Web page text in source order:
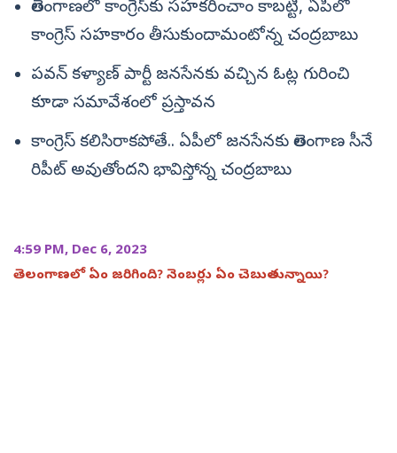
తెలంగాణలో కాంగ్రెస్‌కు సహకరించాం కాబట్టి, ఏపీలో
కాంగ్రెస్‌ సహకారం తీసుకుందామంటోన్న చంద్రబాబు
పవన్‌ కళ్యాణ్‌ పార్టీ జనసేనకు వచ్చిన ఓట్ల గురించి
కూడా సమావేశంలో ప్రస్తావన
కాంగ్రెస్‌ కలిసిరాకపోతే.. ఏపీలో జనసేనకు తెలంగాణ సీనే
రిపీట్‌ అవుతోందని భావిస్తోన్న చంద్రబాబు
4:59 PM, Dec 6, 2023
తెలంగాణలో ఏం జరిగింది? నెంబర్లు ఏం చెబుతున్నాయి?